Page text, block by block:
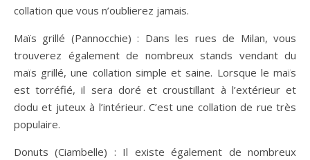
collation que vous n’oublierez jamais.
Maïs grillé (Pannocchie) : Dans les rues de Milan, vous
trouverez également de nombreux stands vendant du
maïs grillé, une collation simple et saine. Lorsque le maïs
est torréfié, il sera doré et croustillant à l’extérieur et
dodu et juteux à l’intérieur. C’est une collation de rue très
populaire.
Donuts (Ciambelle) : Il existe également de nombreux